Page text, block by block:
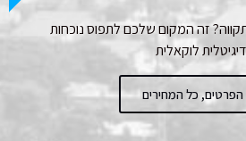
זה המקום שלכם לתפוס נוכחות
דיגיטלית לוקאלית
הפרטים, כל המחירים